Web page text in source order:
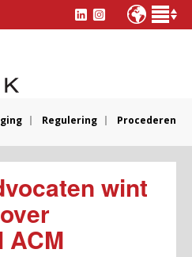
Regulering Procederen
wint